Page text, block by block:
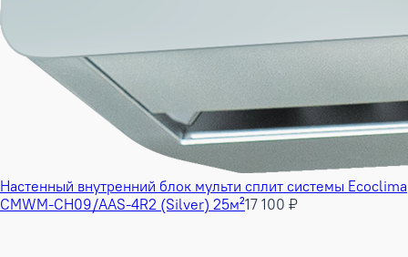
Настенный внутренний блок мульти сплит системы Ecoclima
CMWM-CH09/AAS-4R2 (Silver) 25м²17 100 ₽